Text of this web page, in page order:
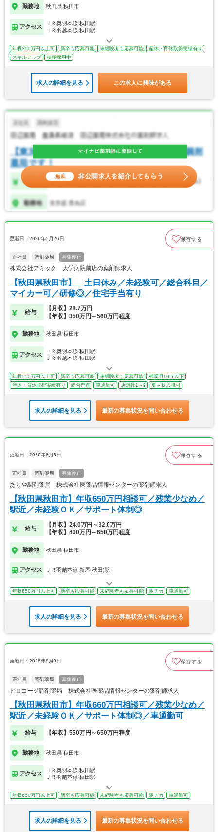
勤務地 秋田県 秋田市
アクセス
ＪＲ奥羽本線 秋田駅
ＪＲ羽越本線 秋田駅
年収350万円以上可 新卒も応募可能 未経験者も応募可能
産休・育休取得実績有り
スキルアップ
積極採用中
求人の詳細を見る この求人に興味がある
更新日：2026年5月26日 保存する
正社員 調剤薬局 募集停止
株式会社アミック 大学病院前店の薬剤師求人
【秋田県秋田市】 土日休み／未経験可／総合科目／
マイカー可／研修◎／住宅手当有り
給与
【月収】28.7万円
【年収】350万円～560万円程度
勤務地 秋田県 秋田市
アクセス
ＪＲ奥羽本線 秋田駅
ＪＲ羽越本線 秋田駅
年収550万円以上可 新卒も応募可能 未経験者も応募可能
残業月10ｈ以下
産休・育休取得実績有り
総合門前 車通勤可 店舗数1～9 夏～秋入職可
求人の詳細を見る 最新の募集状況を問い合わせる
更新日：2026年8月3日 保存する
正社員 調剤薬局 募集停止
あらや調剤薬局 株式会社医薬品情報センターの薬剤師求人
【秋田県秋田市】年収650万円相談可／残業少なめ／
駅近／未経験ＯＫ／サポート体制◎
給与
【月収】24.0万円～32.0万円
【年収】400万円～650万円程度
勤務地 秋田県 秋田市
アクセス ＪＲ羽越本線 新屋(秋田)駅
年収650万円以上可 新卒も応募可能 未経験者も応募可能 駅チカ 車通勤可
求人の詳細を見る 最新の募集状況を問い合わせる
更新日：2026年8月3日 保存する
正社員 調剤薬局 募集停止
ヒロコージ調剤薬局 株式会社医薬品情報センターの薬剤師求人
【秋田県秋田市】年収660万円相談可／残業少なめ／
駅近／未経験ＯＫ／サポート体制◎／車通勤可
給与 【年収】550万円～650万円程度
勤務地 秋田県 秋田市
アクセス
ＪＲ奥羽本線 秋田駅
ＪＲ羽越本線 秋田駅
年収650万円以上可 新卒も応募可能 未経験者も応募可能 駅チカ 車通勤可
求人の詳細を見る 最新の募集状況を問い合わせる